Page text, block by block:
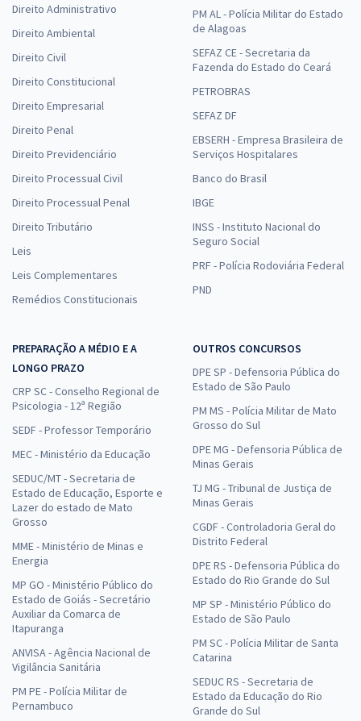
Direito Administrativo
Direito Ambiental
Direito Civil
Direito Constitucional
Direito Empresarial
Direito Penal
Direito Previdenciário
Direito Processual Civil
Direito Processual Penal
Direito Tributário
Leis
Leis Complementares
Remédios Constitucionais
PM AL - Polícia Militar do Estado
de Alagoas
SEFAZ CE - Secretaria da
Fazenda do Estado do Ceará
PETROBRAS
SEFAZ DF
EBSERH - Empresa Brasileira de
Serviços Hospitalares
Banco do Brasil
IBGE
INSS - Instituto Nacional do
Seguro Social
PRF - Polícia Rodoviária Federal
PND
PREPARAÇÃO A MÉDIO E A
LONGO PRAZO
CRP SC - Conselho Regional de
Psicologia - 12ª Região
SEDF - Professor Temporário
MEC - Ministério da Educação
SEDUC/MT - Secretaria de
Estado de Educação, Esporte e
Lazer do estado de Mato
Grosso
MME - Ministério de Minas e
Energia
MP GO - Ministério Público do
Estado de Goiás - Secretário
Auxiliar da Comarca de
Itapuranga
ANVISA - Agência Nacional de
Vigilância Sanitária
PM PE - Polícia Militar de
Pernambuco
OUTROS CONCURSOS
DPE SP - Defensoria Pública do
Estado de São Paulo
PM MS - Polícia Militar de Mato
Grosso do Sul
DPE MG - Defensoria Pública de
Minas Gerais
TJ MG - Tribunal de Justiça de
Minas Gerais
CGDF - Controladoria Geral do
Distrito Federal
DPE RS - Defensoria Pública do
Estado do Rio Grande do Sul
MP SP - Ministério Público do
Estado de São Paulo
PM SC - Polícia Militar de Santa
Catarina
SEDUC RS - Secretaria de
Estado da Educação do Rio
Grande do Sul